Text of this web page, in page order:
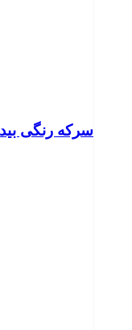
سرکه رنگی